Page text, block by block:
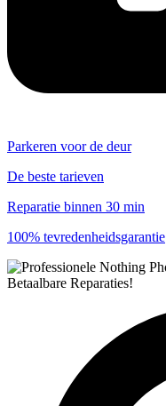
Parkeren voor de deur
De beste tarieven
Reparatie binnen 30 min
100% tevredenheidsgarantie